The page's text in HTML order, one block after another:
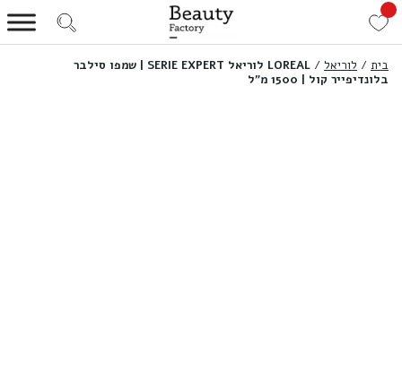
בית / לוריאל /
LOREAL לוריאל SERIE EXPERT | שמפו סילבר
בלונדיפייר קול | 1500 מ”ל